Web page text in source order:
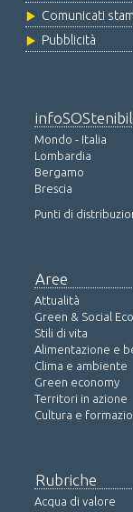
Comunicati
Pubblicità
Mondo - Italia
Lombardia
Bergamo
Brescia
Punti di
Aree
Attualità
Green & Social
Stili di vita
Alimentazione e
Clima e ambiente
Green economy
Territori in azione
Cultura e
Rubriche
Acqua di valore